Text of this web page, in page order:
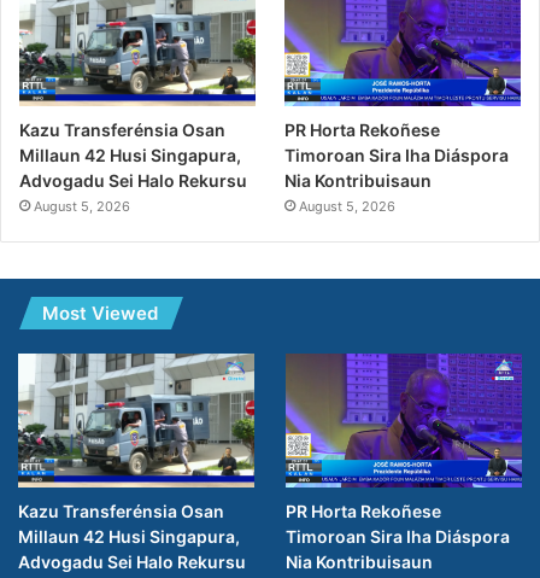
Kazu Transferénsia Osan
Millaun 42 Husi Singapura,
Advogadu Sei Halo Rekursu
August 5, 2026
PR Horta Rekoñese
Timoroan Sira Iha Diáspora
Nia Kontribuisaun
August 5, 2026
Most Viewed
Kazu Transferénsia Osan
Millaun 42 Husi Singapura,
Advogadu Sei Halo Rekursu
PR Horta Rekoñese
Timoroan Sira Iha Diáspora
Nia Kontribuisaun